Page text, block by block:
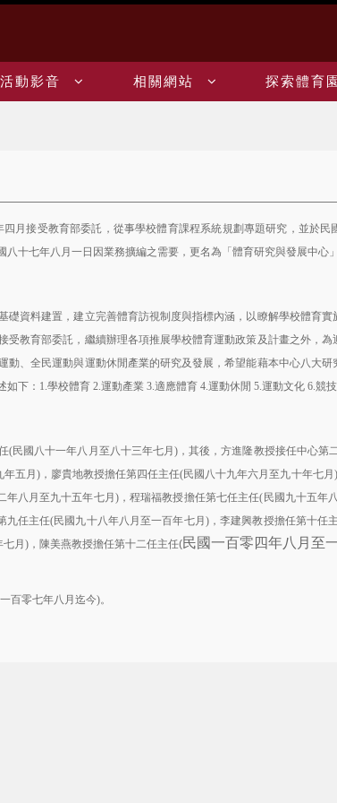
活動影音 相關網站 探索體育
月接受教育部委託，從事學校體育課程系統規劃專題研究，並於民
十七年八月一日因業務擴編之需要，更名為「體育研究與發展中心」
資料建置，建立完善體育訪視制度與指標內涵，以瞭解學校體育實
教育部委託，繼續辦理各項推展學校體育運動政策及計畫之外，
、全民運動與運動休閒產業的研究及發展，希望能藉本中心八大
如下： 1.學校體育 2.運動產業 3.適應體育 4.運動休閒 5.運動文化 6.競
(民國八十一年八月至八十三年七月) ，其後，方進隆教授接任中心第
年五月)，廖貴地教授擔任第四任主任(民國八十九年六月至九十年七月)
年八月至九十五年七月)，程瑞福教授擔任第七任主任(民國九十五年
九任主任(民國九十八年八月至一百年七月)，李建興教授擔任第十任
月)， 陳美燕教授擔任第十二任主任(民國一百零四年八月至
百零七年八月迄今)。